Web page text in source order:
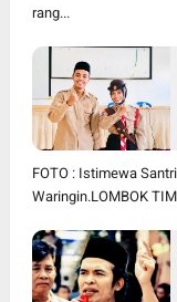
rang...
FOTO : Istimewa
Waringin.LOMBOK